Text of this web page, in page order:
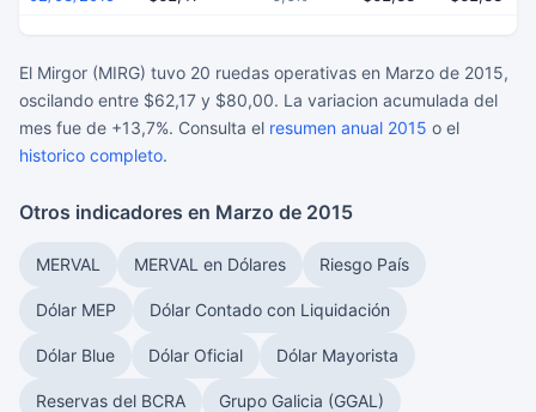
El Mirgor (MIRG) tuvo 20 ruedas operativas en Marzo de 2015,
oscilando entre $62,17 y $80,00. La variacion acumulada del
mes fue de +13,7%. Consulta el resumen anual 2015 o el
historico completo.
Otros indicadores en Marzo de 2015
MERVAL MERVAL en Dólares Riesgo País
Dólar MEP Dólar Contado con Liquidación
Dólar Blue Dólar Oficial Dólar Mayorista
Reservas del BCRA Grupo Galicia (GGAL)